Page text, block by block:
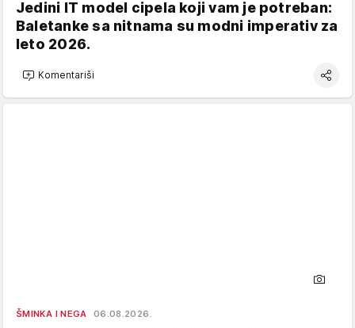
Jedini IT model cipela koji vam je potreban:
Baletanke sa nitnama su modni imperativ za
leto 2026.
Komentariši
ŠMINKA I NEGA 06.08.2026.